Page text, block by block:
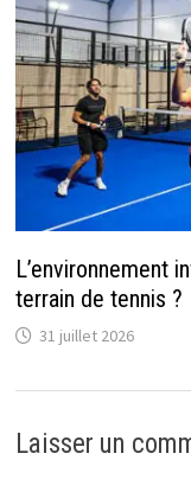
L’environnement
terrain de tennis ?
31 juillet 2026
Laisser un